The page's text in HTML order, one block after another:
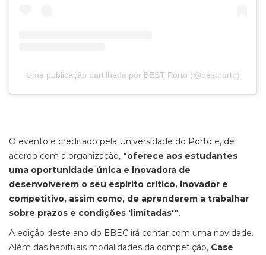
Uma publicação partilhada por BEST Porto (@bestporto)
O evento é creditado pela Universidade do Porto e, de
acordo com a organização, "oferece aos estudantes
uma oportunidade única e inovadora de
desenvolverem o seu espírito crítico, inovador e
competitivo, assim como, de aprenderem a trabalhar
sobre prazos e condições 'limitadas'".
A edição deste ano do EBEC irá contar com uma novidade.
Além das habituais modalidades da competição, Case